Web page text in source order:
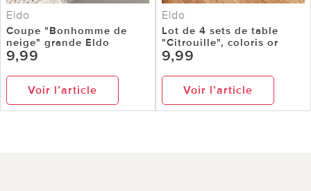
Eldo
Coupe "Bonhomme de
neige" grande Eldo
9,99
Voir l’article
Eldo
Lot de 4 sets de table
"Citrouille", coloris or
9,99
Voir l’article